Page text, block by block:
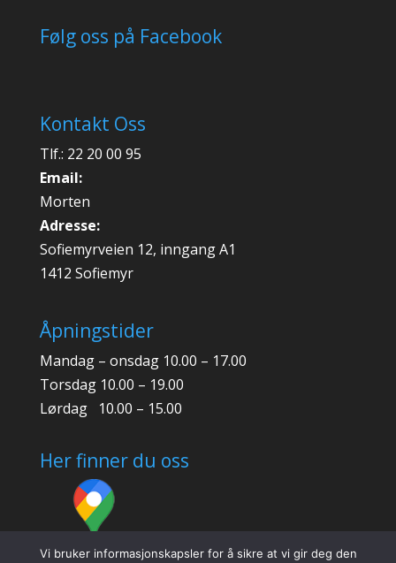
Følg oss på Facebook
Kontakt Oss
Tlf.: 22 20 00 95
Email:
Morten
Adresse:
Sofiemyrveien 12, inngang A1
1412 Sofiemyr
Åpningstider
Mandag – onsdag 10.00 – 17.00
Torsdag 10.00 – 19.00
Lørdag 10.00 – 15.00
Her finner du oss
Vi bruker informasjonskapsler for å sikre at vi gir deg den